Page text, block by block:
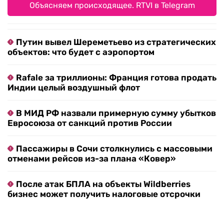
Объясняем происходящее. RTVI в Telegram
Путин вывел Шереметьево из стратегических
объектов: что будет с аэропортом
Rafale за триллионы: Франция готова продать
Индии целый воздушный флот
В МИД РФ назвали примерную сумму убытков
Евросоюза от санкций против России
Пассажиры в Сочи столкнулись с массовыми
отменами рейсов из-за плана «Ковер»
После атак БПЛА на объекты Wildberries
бизнес может получить налоговые отсрочки